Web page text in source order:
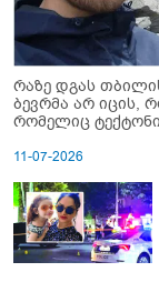
რაზე დგას
ბევრმა არ იცის,
რომელიც
11-07-2026